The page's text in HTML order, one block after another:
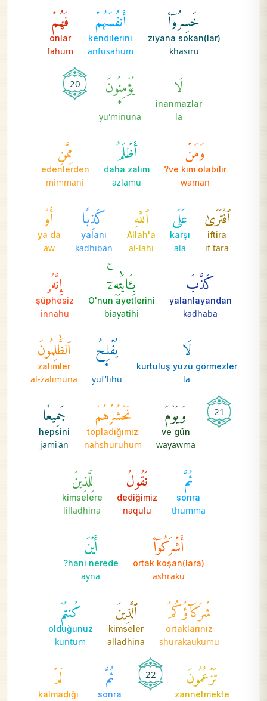
خَسِرُوٓاْ
ziyana sokan(lar)
khasiru
أَنفُسَهُمۡ
kendilerini
anfusahum
فَهُمۡ
onlar
fahum
لَا
inanmazlar
la
يُؤۡمِنُونَ
*
yu'minuna
20
وَمَنۡ
ve kim olabilir?
waman
أَظۡلَمُ
daha zalim
azlamu
مِمَّنِ
edenlerden
mimmani
ٱفۡتَرَىٰ
iftira
if'tara
عَلَى
karşı
ala
ٱللَّهِ
Allah'a
al-lahi
كَذِبًا
yalanı
kadhiban
أَوۡ
ya da
aw
كَذَّبَ
yalanlayandan
kadhaba
بِـَٔايَٰتِهِۦٓۚ
O'nun ayetlerini
biayatihi
إِنَّهُۥ
şüphesiz
innahu
لَا
kurtuluş yüzü görmezler
la
يُفۡلِحُ
*
yuf'lihu
ٱلظَّٰلِمُونَ
zalimler
al-zalimuna
21 وَيَوۡمَ
ve gün
wayawma
نَحۡشُرُهُمۡ
topladığımız
nahshuruhum
جَمِيعٗا
hepsini
jami'an
ثُمَّ
sonra
thumma
نَقُولُ
dediğimiz
naqulu
لِلَّذِينَ
kimselere
lilladhina
أَشۡرَكُوٓاْ
ortak koşan(lara)
ashraku
أَيۡنَ
hani nerede?
ayna
شُرَكَآؤُكُمُ
ortaklarınız
shurakaukumu
ٱلَّذِينَ
kimseler
alladhina
كُنتُمۡ
olduğunuz
kuntum
تَزۡعُمُونَ
zannetmekte
22 ثُمَّ
sonra
لَمۡ
kalmadığı